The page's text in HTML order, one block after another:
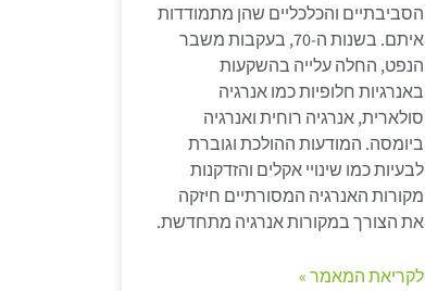
הסביבתיים והכלכליים שהן מתמודדות
איתם. בשנות ה-70, בעקבות משבר
הנפט, החלה עלייה בהשקעות
באנרגיות חלופיות כמו אנרגיה
סולארית, אנרגיה רוחית ואנרגיה
ביומסה. המודעות ההולכת וגוברת
לבעיות כמו שינויי אקלים והזדקנות
מקורות האנרגיה המסורתיים חיזקה
את הצורך במקורות אנרגיה מתחדשת.
לקריאת המאמר »